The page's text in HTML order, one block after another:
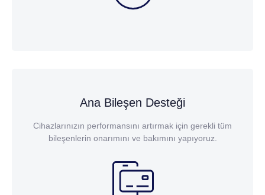
Ana Bileşen Desteği
Cihazlarınızın performansını artırmak için gerekli tüm
bileşenlerin onarımını ve bakımını yapıyoruz.